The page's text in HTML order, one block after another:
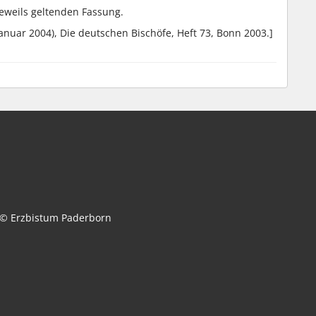
geltenden Fassung.
2004), Die deutschen Bischöfe, Heft 73, Bonn 2003.]
© Erzbistum Paderborn